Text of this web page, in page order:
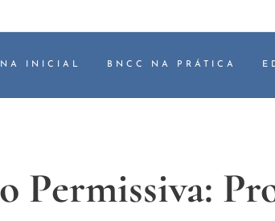
INICIAL BNCC NA PRÁTICA
Permissiva: